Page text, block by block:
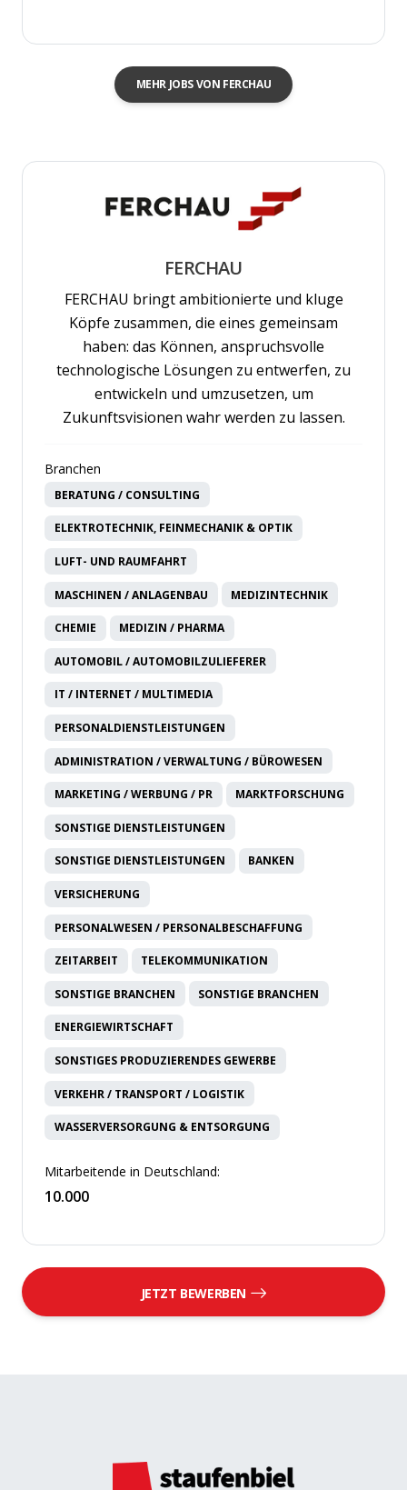
MEHR JOBS VON FERCHAU
FERCHAU
FERCHAU bringt ambitionierte und kluge
Köpfe zusammen, die eines gemeinsam
haben: das Können, anspruchsvolle
technologische Lösungen zu entwerfen, zu
entwickeln und umzusetzen, um
Zukunftsvisionen wahr werden zu lassen.
Branchen
BERATUNG / CONSULTING
ELEKTROTECHNIK, FEINMECHANIK & OPTIK
LUFT- UND RAUMFAHRT
MASCHINEN / ANLAGENBAU MEDIZINTECHNIK
CHEMIE MEDIZIN / PHARMA
AUTOMOBIL / AUTOMOBILZULIEFERER
IT / INTERNET / MULTIMEDIA
PERSONALDIENSTLEISTUNGEN
ADMINISTRATION / VERWALTUNG / BÜROWESEN
MARKETING / WERBUNG / PR MARKTFORSCHUNG
SONSTIGE DIENSTLEISTUNGEN
SONSTIGE DIENSTLEISTUNGEN BANKEN
VERSICHERUNG
PERSONALWESEN / PERSONALBESCHAFFUNG
ZEITARBEIT TELEKOMMUNIKATION
SONSTIGE BRANCHEN SONSTIGE BRANCHEN
ENERGIEWIRTSCHAFT
SONSTIGES PRODUZIERENDES GEWERBE
VERKEHR / TRANSPORT / LOGISTIK
WASSERVERSORGUNG & ENTSORGUNG
Mitarbeitende in Deutschland:
10.000
JETZT BEWERBEN